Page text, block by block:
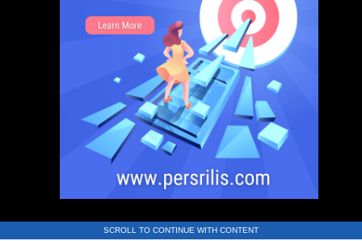
SCROLL TO CONTINUE WITH CONTENT